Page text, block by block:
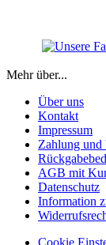
Mehr über...
Über uns
Kontakt
Impressum
Zahlung und
AGB mit
Datenschutz
Information
Cookie